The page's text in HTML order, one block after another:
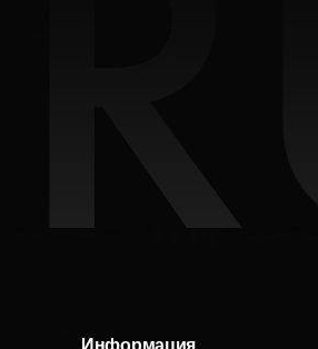
Информация